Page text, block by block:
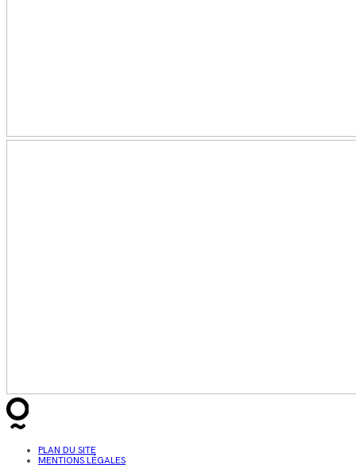
PLAN DU SITE
MENTIONS LÉGALES